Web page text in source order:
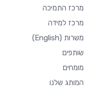
מרכז התמיכה
מרכז למידה
משרות (English)
שותפים
מומחים
המותג שלנו